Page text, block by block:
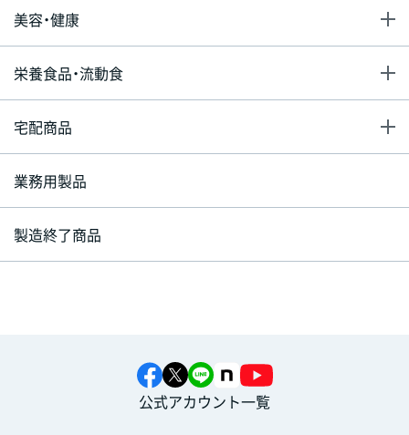
美容・健康
栄養食品・流動食
宅配商品
業務用製品
製造終了商品
公式アカウント一覧